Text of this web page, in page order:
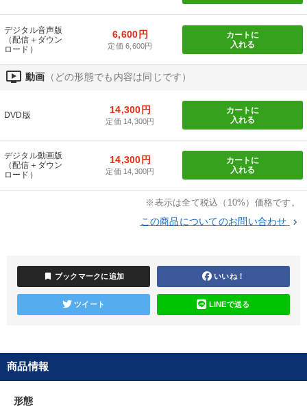
【最新刊】精神科医・和田秀樹の「老いない力」＋健康な社長と
147回春季大会
2026年夏季全国経営者セミナー収録講演ＣＤ・講演ＤＶＤ・デジ
タル版（音声／動画ストリーミング・ダウンロード）
改善・生産性向上
経営戦略・経営実務 経済・景気・相場予測
【12月】音声・映像 企業戦略に学ぶ
業績を伸ばしたい リーダーの魅力向上 経営を改善したい
財務・数字力の向上
デジタル音声版
（配信＋ダウン
ロード）
6,600円
定価 6,600円
カートに
入れる
ondemand_video 動画 （どの形態でも内容は同じです）
DVD版 14,300円
定価 14,300円
カートに
入れる
デジタル動画版
（配信＋ダウン
ロード）
14,300円
定価 14,300円
カートに
入れる
※表示は全て税込（10%）価格です。
この商品についてのお問い合わせ keyboard_arrow_right
bookmark ブックマークに追加 いいね！
ツイート LINEで送る
商品情報
形態